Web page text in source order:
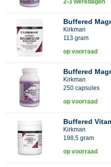
2-3 werkdagen
Buffered
Kirkman
113 gram
op voorraad
Buffered
Kirkman
250 capsules
op voorraad
Buffered
Kirkman
198,5 gram
op voorraad